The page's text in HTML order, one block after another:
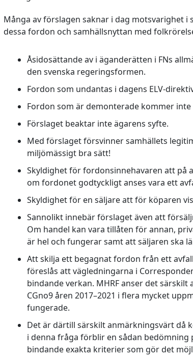
Många av förslagen saknar i dag motsvarighet i
dessa fordon och samhällsnyttan med
Åsidosättande av i äganderätten i FNs
den svenska regeringsformen.
Fordon som undantas i dagens ELV-
Fordon som är demonterade kommer
Förslaget beaktar inte ägarens syfte.
Med förslaget försvinner samhällets
miljömässigt bra sätt!
Skyldighet för fordonsinnehavaren att
om fordonet godtyckligt anses vara ett
Skyldighet för en säljare att för köparen
Sannolikt innebär förslaget även att
Om handel kan vara tillåten för annan,
är hel och fungerar samt att säljaren ska
Att skilja ett begagnat fordon från ett
föreslås att vägledningarna i
bindande verkan. MHRF anser det
CGno9 åren 2017–2021 i flera mycket
fungerade.
Det är därtill särskilt anmärkningsvärt då
i denna fråga förblir en sådan
bindande exakta kriterier som gör det